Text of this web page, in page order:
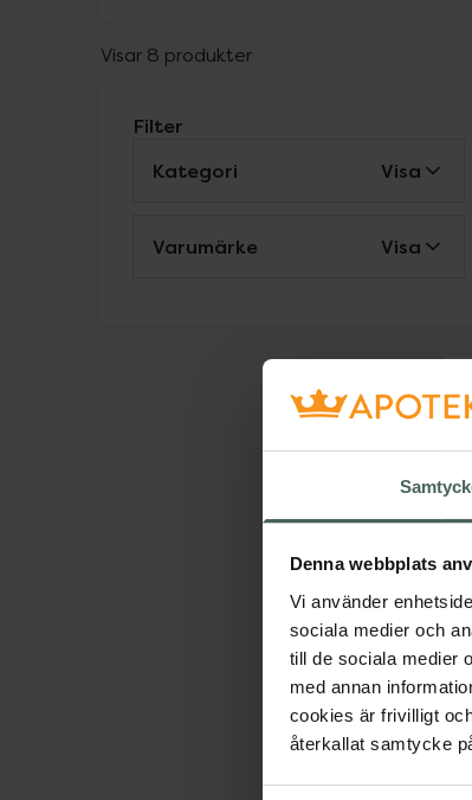
Denna webbplats
Vi använder
sociala medier och
till de sociala medier
med annan
cookies är frivilligt
återkallat samtycke
Visar 8 produkter
Filter
Kategori
Visa
Varumärke Visa